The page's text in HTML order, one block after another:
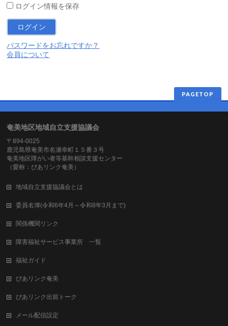
ログイン情報を保存
パスワードをお忘れですか？
会員について
PAGETOP
奄美地区地域自立支援協議会
〒894-0025
鹿児島県奄美市名瀬幸町１５番３号
奄美地区障がい者等基幹相談支援センター
（愛称：ぴあリンク奄美）
地域自立支援協議会とは
委員名簿(令和6年4月～令和8年3月まで)
関係機関リンク
障害福祉サービス事業所 一覧
福祉ガイド
ぴあリンク奄美
ぴあリンク出前トーク
メール配信設定